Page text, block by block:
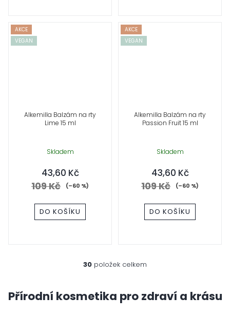
AKCE
VEGAN
Alkemilla Balzám na rty
Lime 15 ml
Skladem
43,60 Kč
109 Kč (–60 %)
DO KOŠÍKU
AKCE
VEGAN
Alkemilla Balzám na rty
Passion Fruit 15 ml
Skladem
43,60 Kč
109 Kč (–60 %)
DO KOŠÍKU
O
á
d
30 položek celkem
Přírodní kosmetika pro zdraví a krásu